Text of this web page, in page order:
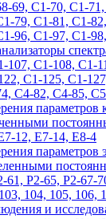
69, С1-70, С1-
79, С1-81, С1-
96, С1-97, С1-98,
107, С1-108, С1-
С1-125, С1-
С4-82, С4-85,
параметров
12, Е7-14, Е8-4
параметров
61, Р2-65, Р2-67-
104, 105, 106,
и